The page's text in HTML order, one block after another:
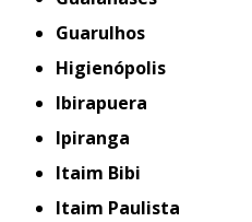
Guarulhos
Higienópolis
Ibirapuera
Ipiranga
Itaim Bibi
Itaim Paulista